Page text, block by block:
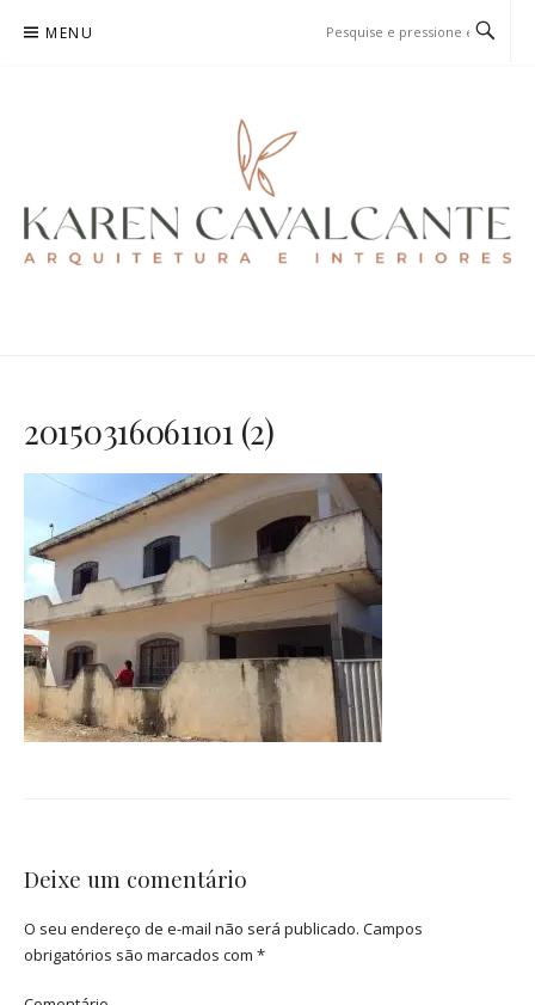
para
MENU
20150316061101 (2)
Deixe um comentário
O seu endereço de e-mail não será publicado. Campos
obrigatórios são marcados com *